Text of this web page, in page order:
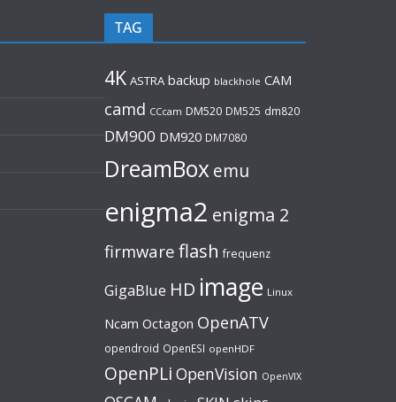
TAG
4K ASTRA backup blackhole CAM
camd CCcam DM520 DM525 dm820
DM900 DM920 DM7080
DreamBoxemu
enigma2 enigma 2
firmware flash frequenz
GigaBlue HD image Linux
Ncam Octagon OpenATV
opendroid OpenESI openHDF
OpenPLi OpenVision OpenVIX